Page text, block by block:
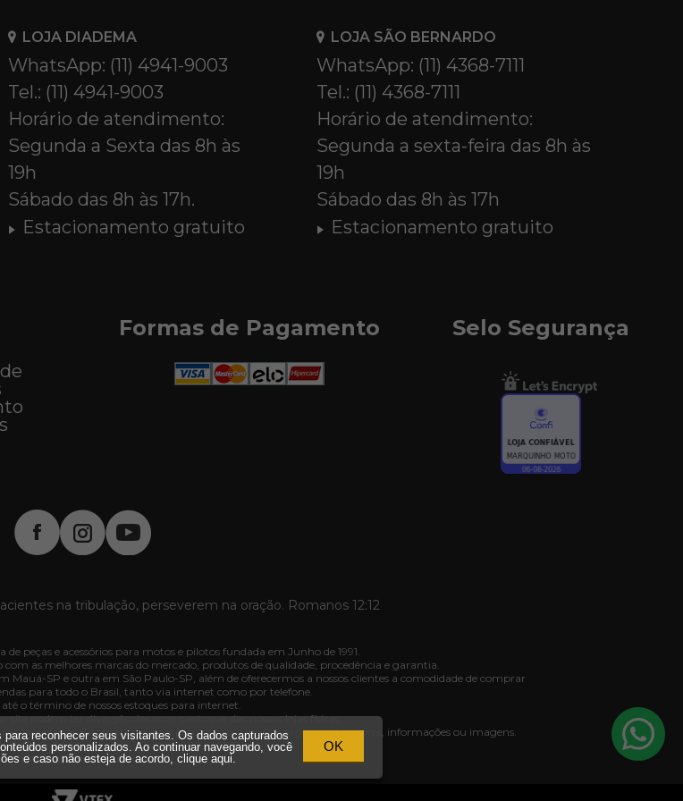
LOJA DIADEMA
WhatsApp: (11) 4941-9003
Tel.: (11) 4941-9003
Horário de atendimento:
Segunda a Sexta das 8h às
19h
Sábado das 8h às 17h.
Estacionamento gratuito
LOJA SÃO BERNARDO
WhatsApp: (11) 4368-7111
Tel.: (11) 4368-7111
Horário de atendimento:
Segunda a sexta-feira das 8h às
19h
Sábado das 8h às 17h
Estacionamento gratuito
Formas de Pagamento Selo Segurança
na tribulação, perseverem na oração. Romanos 12:12
de peças e acessórios para motos e pilotos fundada em Junho de 1991.
as melhores marcas do mercado, produtos de qualidade, procedência e garantia.
SP e outra em São Paulo-SP, além de oferecermos a nossos clientes a comodidade de comprar
para todo o Brasil, tanto via internet como por telefone.
o término de nossos estoques para internet.
site podem ter divergências com o estoque das nossas lojas físicas.
cancelados automaticamente pela loja caso haja divergência de valores, informações ou imagens.
005 - Jd. Marajoara - SP - CNPJ 35.636.876/0001-03.
Todos os direitos reservados.
reconhecer seus visitantes. Os dados capturados
personalizados. Ao continuar navegando, você
e caso não esteja de acordo, clique aqui.
OK